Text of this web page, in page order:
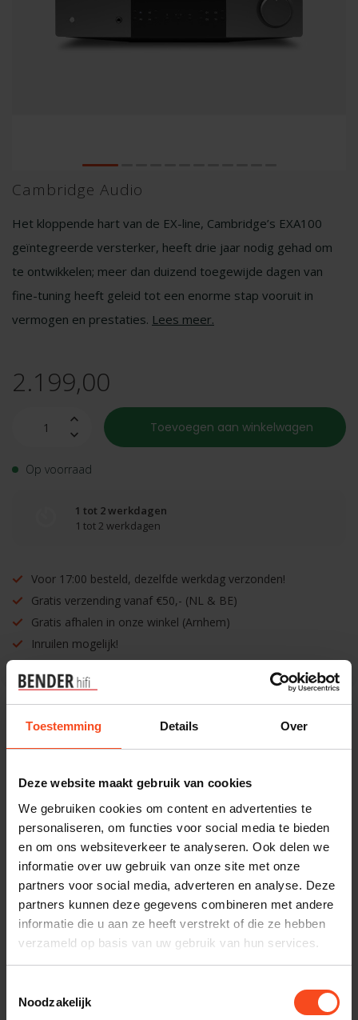
Toestemming Details Over
Deze website maakt gebruik van cookies
We gebruiken cookies om content en advertenties te
personaliseren, om functies voor social media te bieden
en om ons websiteverkeer te analyseren. Ook delen we
informatie over uw gebruik van onze site met onze
partners voor social media, adverteren en analyse. Deze
partners kunnen deze gegevens combineren met andere
informatie die u aan ze heeft verstrekt of die ze hebben
verzameld op basis van uw gebruik van hun services.
Noodzakelijk
Cambridge Audio
Het kloppende hart van de EX-line, Cambridge’s EXA100
geïntegreerde versterker, heeft drie jaar nodig gehad om
te ontwikkelen; meer dan duizend toegewijde dagen van
fine-tuning heeft geleid tot een enorme stap vooruit in
vermogen en prestaties. Lees meer.
2.199,00
Toevoegen aan winkelwagen
Op voorraad
1 tot 2 werkdagen
1 tot 2 werkdagen
Voor 17:00 besteld, dezelfde werkdag verzonden!
Gratis verzending vanaf €50,- (NL & BE)
Gratis afhalen in onze winkel (Arnhem)
Inruilen mogelijk!
Benieuwd naar dit product?
Plan kosteloos een luisterafspraak. Of heb je hulp
nodig bij je bestelling? Neem contact op met onze
klantenservice.
Interesse in product
Maak een luisterafspraak